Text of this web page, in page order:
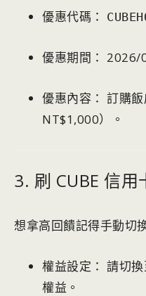
優惠代碼：
優惠期間：
優惠內容： 訂購
NT$1,000）。
3. 刷 CUBE 信
想拿高回饋記得手動切
權益設定： 請切換
權益。